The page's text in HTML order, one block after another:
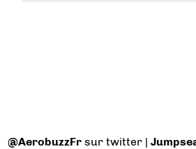
@AerobuzzFr sur twitter |